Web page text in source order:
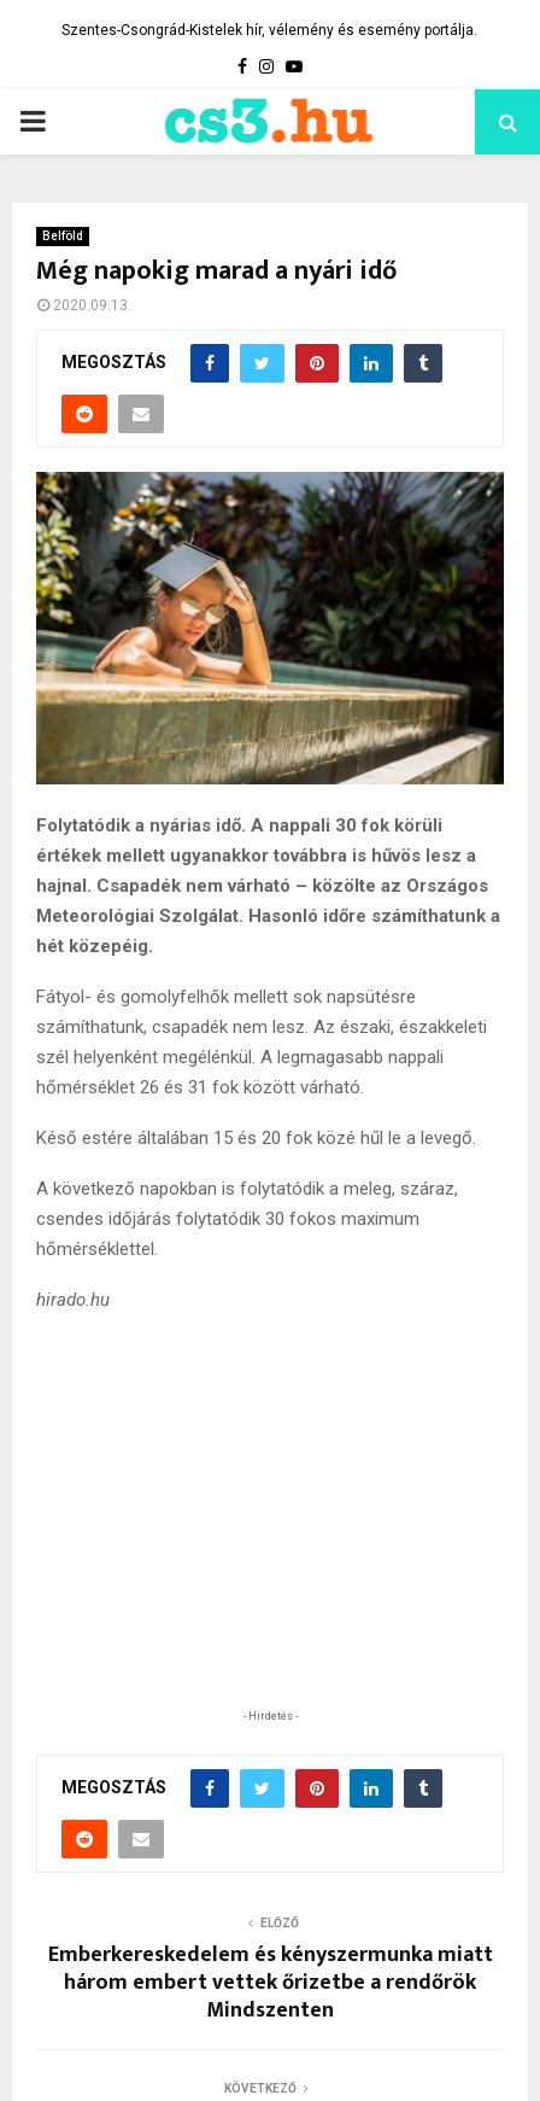
Szentes-Csongrád-Kistelek hír, vélemény és esemény portálja.
Facebook
Instagram
Youtube
PRIMARY
Belföld
Még napokig marad a nyári idő
2020.09.13.
MEGOSZTÁS
Folytatódik a nyárias idő. A nappali 30 fok körüli
értékek mellett ugyanakkor továbbra is hűvös lesz a
hajnal. Csapadék nem várható – közölte az Országos
Meteorológiai Szolgálat. Hasonló időre számíthatunk a
hét közepéig.
Fátyol- és gomolyfelhők mellett sok napsütésre
számíthatunk, csapadék nem lesz. Az északi, északkeleti
szél helyenként megélénkül. A legmagasabb nappali
hőmérséklet 26 és 31 fok között várható.
Késő estére általában 15 és 20 fok közé hűl le a levegő.
A következő napokban is folytatódik a meleg, száraz,
csendes időjárás folytatódik 30 fokos maximum
hőmérséklettel.
hirado.hu
- Hirdetés -
MEGOSZTÁS
ELŐZŐ
Emberkereskedelem és kényszermunka miatt
három embert vettek őrizetbe a rendőrök
Mindszenten
KÖVETKEZŐ